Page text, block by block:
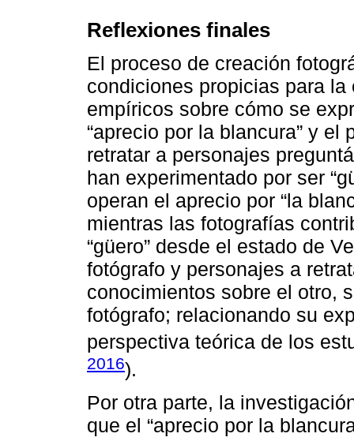
Reflexiones finales
El proceso de creación
condiciones propicias para
empíricos sobre cómo se
“aprecio por la blancura” y el
retratar a personajes
han experimentado por ser
operan el aprecio por “la
mientras las fotografías
“güero” desde el estado de
fotógrafo y personajes a
conocimientos sobre el otro,
fotógrafo; relacionando su
perspectiva teórica de los
2016).
Por otra parte, la
que el “aprecio por la